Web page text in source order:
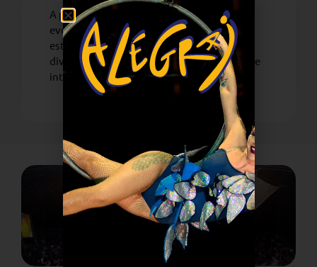
A participação da companhia Unicirco em
eventos externos e ações de parceiros,
estimulando o intercâmbio cultural e a
diversidade na produção das artes cênicas e
integradas
ARTÍSTICO